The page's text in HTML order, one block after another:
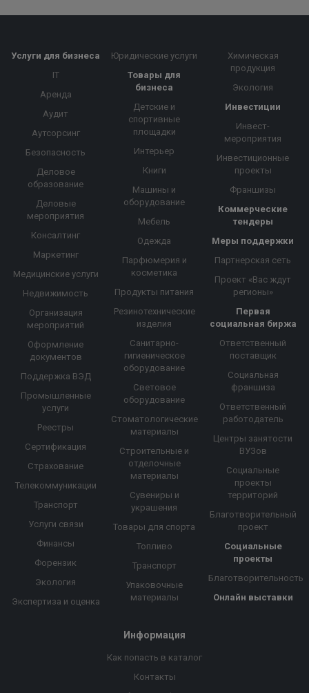
Услуги для бизнеса
IT
Аренда
Аудит
Аутсорсинг
Безопасность
Деловое
образование
Деловые
мероприятия
Консалтинг
Маркетинг
Медицинские услуги
Недвижимость
Организация
мероприятий
Оформление
документов
Поддержка ВЭД
Промышленные
услуги
Реестры
Сертификация
Страхование
Телекоммуникации
Транспорт
Услуги связи
Финансы
Форензик
Экология
Экспертиза и оценка
Юридические услуги
Товары для
бизнеса
Детские и
спортивные
площадки
Интерьер
Книги
Машины и
оборудование
Мебель
Одежда
Парфюмерия и
косметика
Продукты питания
Резинотехнические
изделия
Санитарно-
гигиеническое
оборудование
Световое
оборудование
Стоматологические
материалы
Строительные и
отделочные
материалы
Сувениры и
украшения
Товары для спорта
Топливо
Транспорт
Упаковочные
материалы
Химическая
продукция
Экология
Инвестиции
Инвест-
мероприятия
Инвестиционные
проекты
Франшизы
Коммерческие
тендеры
Меры поддержки
Партнерская сеть
Проект «Вас ждут
регионы»
Первая
социальная биржа
Ответственный
поставщик
Социальная
франшиза
Ответственный
работодатель
Центры занятости
ВУЗов
Социальные
проекты
территорий
Благотворительный
проект
Социальные
проекты
Благотворительность
Онлайн выставки
Информация
Как попасть в каталог
Контакты